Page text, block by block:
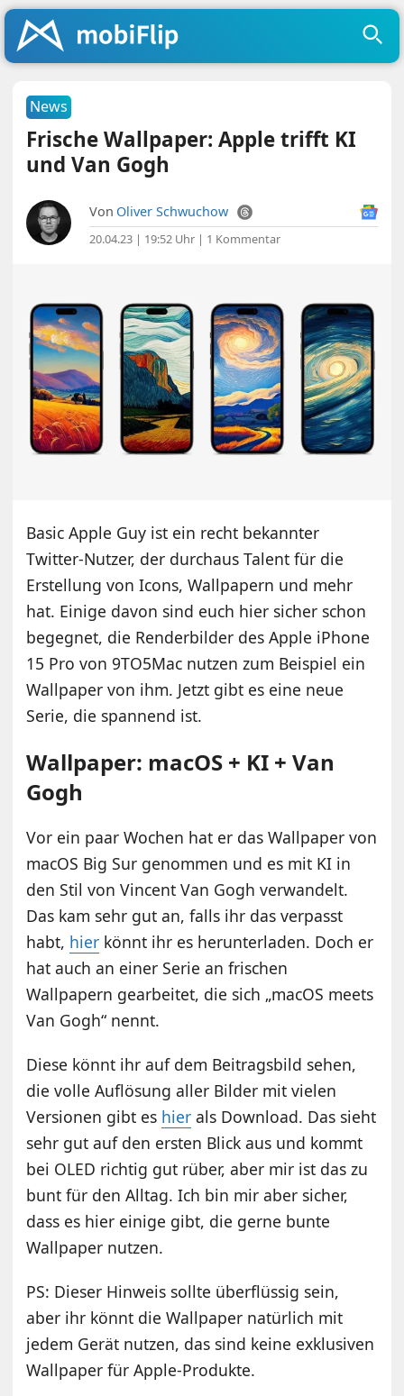
News
Frische Wallpaper: Apple trifft KI
und Van Gogh
Von Oliver Schwuchow
20.04.23 | 19:52 Uhr | 1 Kommentar
Basic Apple Guy ist ein recht bekannter
Twitter-Nutzer, der durchaus Talent für die
Erstellung von Icons, Wallpapern und mehr
hat. Einige davon sind euch hier sicher schon
begegnet, die Renderbilder des Apple iPhone
15 Pro von 9TO5Mac nutzen zum Beispiel ein
Wallpaper von ihm. Jetzt gibt es eine neue
Serie, die spannend ist.
Wallpaper: macOS + KI + Van
Gogh
Vor ein paar Wochen hat er das Wallpaper von
macOS Big Sur genommen und es mit KI in
den Stil von Vincent Van Gogh verwandelt.
Das kam sehr gut an, falls ihr das verpasst
habt, hier könnt ihr es herunterladen. Doch er
hat auch an einer Serie an frischen
Wallpapern gearbeitet, die sich „macOS meets
Van Gogh“ nennt.
Diese könnt ihr auf dem Beitragsbild sehen,
die volle Auflösung aller Bilder mit vielen
Versionen gibt es hier als Download. Das sieht
sehr gut auf den ersten Blick aus und kommt
bei OLED richtig gut rüber, aber mir ist das zu
bunt für den Alltag. Ich bin mir aber sicher,
dass es hier einige gibt, die gerne bunte
Wallpaper nutzen.
PS: Dieser Hinweis sollte überflüssig sein,
aber ihr könnt die Wallpaper natürlich mit
jedem Gerät nutzen, das sind keine exklusiven
Wallpaper für Apple-Produkte.